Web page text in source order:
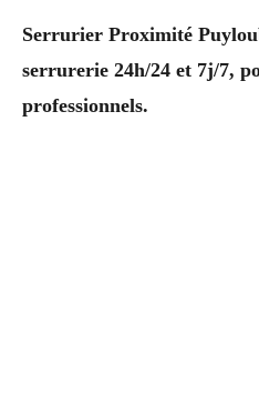
Serrurier Proximité
serrurerie 24h/24 et 7j/7,
professionnels.